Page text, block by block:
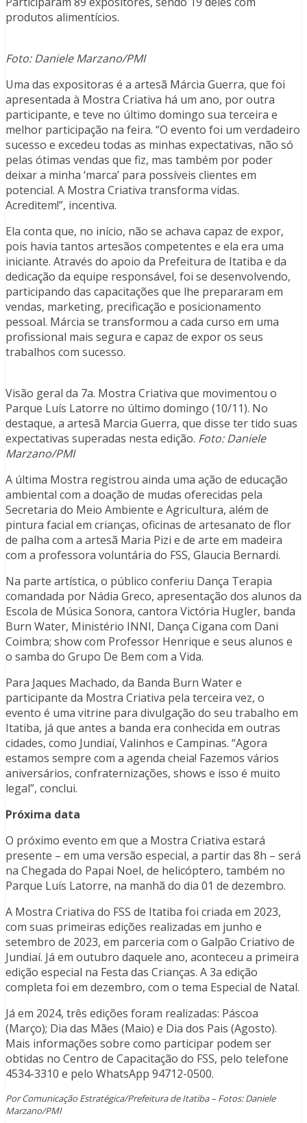
produtos alimentícios.
Foto: Daniele Marzano/PMI
Uma das expositoras é a artesã Márcia Guerra, que foi
apresentada à Mostra Criativa há um ano, por outra
participante, e teve no último domingo sua terceira e
melhor participação na feira. “O evento foi um verdadeiro
sucesso e excedeu todas as minhas expectativas, não só
pelas ótimas vendas que fiz, mas também por poder
deixar a minha ‘marca’ para possíveis clientes em
potencial. A Mostra Criativa transforma vidas.
Acreditem!”, incentiva.
Ela conta que, no início, não se achava capaz de expor,
pois havia tantos artesãos competentes e ela era uma
iniciante. Através do apoio da Prefeitura de Itatiba e da
dedicação da equipe responsável, foi se desenvolvendo,
participando das capacitações que lhe prepararam em
vendas, marketing, precificação e posicionamento
pessoal. Márcia se transformou a cada curso em uma
profissional mais segura e capaz de expor os seus
trabalhos com sucesso.
Visão geral da 7a. Mostra Criativa que movimentou o
Parque Luís Latorre no último domingo (10/11). No
destaque, a artesã Marcia Guerra, que disse ter tido suas
expectativas superadas nesta edição. Foto: Daniele
Marzano/PMI
A última Mostra registrou ainda uma ação de educação
ambiental com a doação de mudas oferecidas pela
Secretaria do Meio Ambiente e Agricultura, além de
pintura facial em crianças, oficinas de artesanato de flor
de palha com a artesã Maria Pizi e de arte em madeira
com a professora voluntária do FSS, Glaucia Bernardi.
Na parte artística, o público conferiu Dança Terapia
comandada por Nádia Greco, apresentação dos alunos da
Escola de Música Sonora, cantora Victória Hugler, banda
Burn Water, Ministério INNI, Dança Cigana com Dani
Coimbra; show com Professor Henrique e seus alunos e
o samba do Grupo De Bem com a Vida.
Para Jaques Machado, da Banda Burn Water e
participante da Mostra Criativa pela terceira vez, o
evento é uma vitrine para divulgação do seu trabalho em
Itatiba, já que antes a banda era conhecida em outras
cidades, como Jundiaí, Valinhos e Campinas. “Agora
estamos sempre com a agenda cheia! Fazemos vários
aniversários, confraternizações, shows e isso é muito
legal”, conclui.
Próxima data
O próximo evento em que a Mostra Criativa estará
presente – em uma versão especial, a partir das 8h – será
na Chegada do Papai Noel, de helicóptero, também no
Parque Luís Latorre, na manhã do dia 01 de dezembro.
A Mostra Criativa do FSS de Itatiba foi criada em 2023,
com suas primeiras edições realizadas em junho e
setembro de 2023, em parceria com o Galpão Criativo de
Jundiaí. Já em outubro daquele ano, aconteceu a primeira
edição especial na Festa das Crianças. A 3a edição
completa foi em dezembro, com o tema Especial de Natal.
Já em 2024, três edições foram realizadas: Páscoa
(Março); Dia das Mães (Maio) e Dia dos Pais (Agosto).
Mais informações sobre como participar podem ser
obtidas no Centro de Capacitação do FSS, pelo telefone
4534-3310 e pelo WhatsApp 94712-0500.
Por Comunicação Estratégica/Prefeitura de Itatiba – Fotos: Daniele
Marzano/PMI